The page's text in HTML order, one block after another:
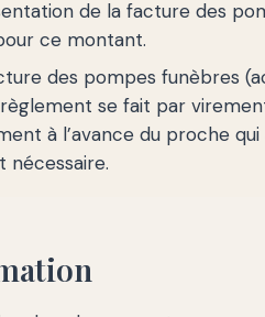
de la facture des
ce montant.
des pompes funèbres
règlement se fait par
à l’avance du proche qui
nécessaire.